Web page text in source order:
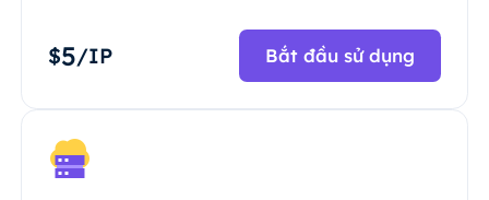
$5/IP Bắt đầu sử dụng